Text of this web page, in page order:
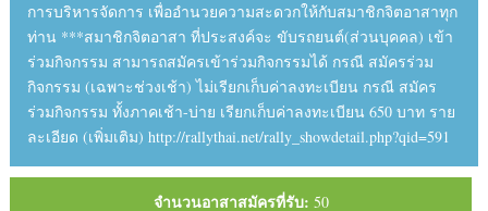
การบริหารจัดการ เพื่ออำนวยความสะดวกให้กับสมาชิกจิตอาสาทุก
ท่าน ***สมาชิกจิตอาสา ที่ประสงค์จะ ขับรถยนต์(ส่วนบุคคล) เข้า
ร่วมกิจกรรม สามารถสมัครเข้าร่วมกิจกรรมได้ กรณี สมัครร่วม
กิจกรรม (เฉพาะช่วงเช้า) ไม่เรียกเก็บค่าลงทะเบียน กรณี สมัคร
ร่วมกิจกรรม ทั้งภาคเช้า-บ่าย เรียกเก็บค่าลงทะเบียน 650 บาท ราย
ละเอียด (เพิ่มเติม) http://rallythai.net/rally_showdetail.php?qid=591
จำนวนอาสาสมัครที่รับ: 50